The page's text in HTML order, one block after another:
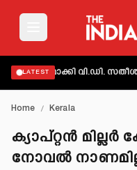
LATEST വി.ഡി.
Home / Kerala
ക്യാപ്റ്റൻ മില്ലർ
നോവൽ